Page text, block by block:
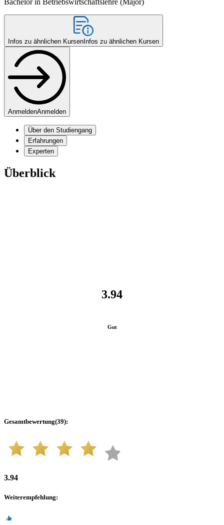
Infos zu ähnlichen Kursen Infos zu ähnlichen Kursen
AnmeldenAnmelden
Über den Studiengang
Erfahrungen
Experten
Überblick
3.94
Gut
Gesamtbewertung(39):
3.94
Weiterempfehlung: